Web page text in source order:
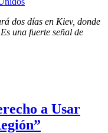
dos días en Kiev, donde
una fuerte señal de
a Usar